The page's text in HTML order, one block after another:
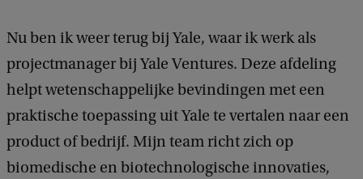
Nu ben ik weer terug bij Yale, waar ik werk als
projectmanager bij Yale Ventures. Deze afdeling
helpt wetenschappelijke bevindingen met een
praktische toepassing uit Yale te vertalen naar een
product of bedrijf. Mijn team richt zich op
biomedische en biotechnologische innovaties,